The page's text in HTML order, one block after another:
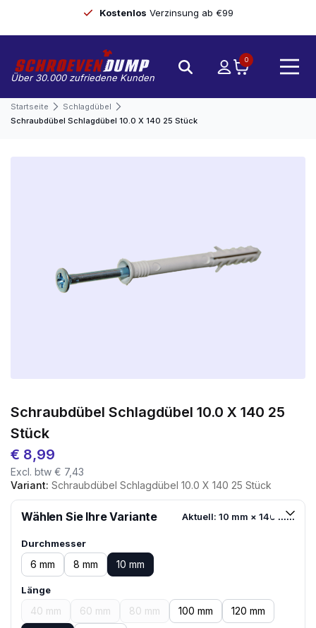
Kostenlos Verzinsung ab €99
Über 30.000 zufriedene Kunden
0
Startseite
Schlagdübel
Schraubdübel Schlagdübel 10.0 X 140 25 Stück
Schraubdübel Schlagdübel 10.0 X 140 25
Stück
€ 8,99
Excl. btw € 7,43
Variant: Schraubdübel Schlagdübel 10.0 X 140 25 Stück
Wählen Sie Ihre Variante Aktuell: 10 mm × 140 mm
Durchmesser
6 mm 8 mm 10 mm
Länge
40 mm 60 mm 80 mm 100 mm
120 mm